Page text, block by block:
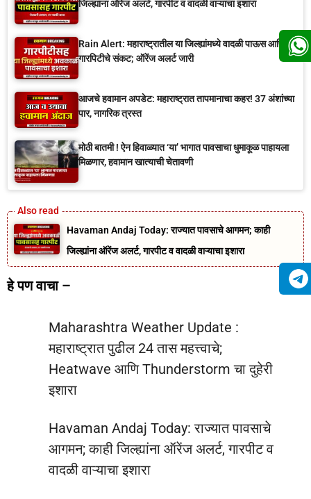
जिल्ह्यांना ऑरेंज अलर्ट, गारपीट व वादळी वाऱ्याचा इशारा
Rain Alert: महाराष्ट्रातील या जिल्ह्यांमध्ये वादळी पाऊस आणि
गारपिटीचे संकट; ऑरेंज अलर्ट जारी
आजचे हवामान अपडेट: महाराष्ट्रात तापमानाचा कहर! 37 अंशांच्या
पार, नागरिक त्रस्त
मोठी बातमी ! ऐन हिवाळ्यात ‘या’ भागात पावसाचा धुमाकूळ पाहायला
मिळणार, हवामान खात्याची चेतावणी
Havaman Andaj Today: राज्यात पावसाचे आगमन; काही
जिल्ह्यांना ऑरेंज अलर्ट, गारपीट व वादळी वाऱ्याचा इशारा
हे पण वाचा –
Maharashtra Weather Update :
महाराष्ट्रात पुढील 24 तास महत्त्वाचे;
Heatwave आणि Thunderstorm चा दुहेरी
इशारा
Havaman Andaj Today: राज्यात पावसाचे
आगमन; काही जिल्ह्यांना ऑरेंज अलर्ट, गारपीट व
वादळी वाऱ्याचा इशारा